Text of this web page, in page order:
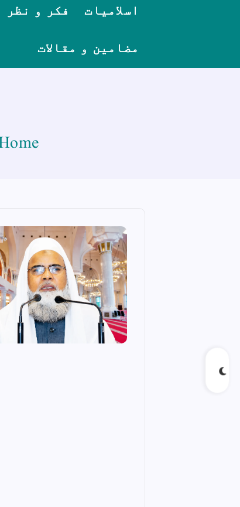
اسلامیات فکر و نظر
مضامین و مقالات